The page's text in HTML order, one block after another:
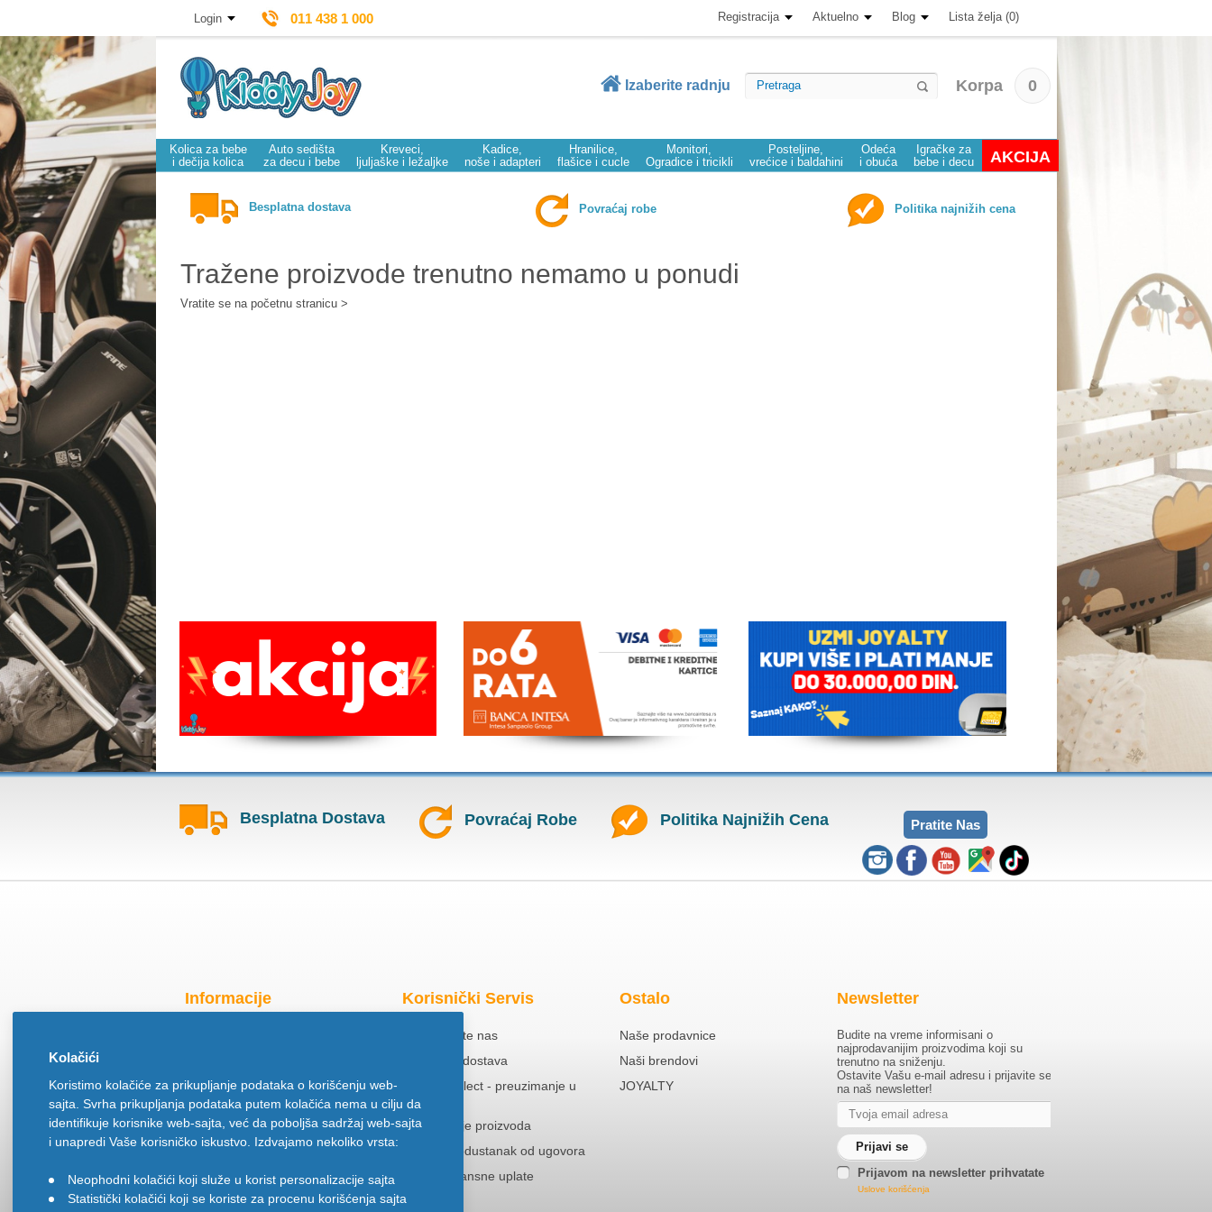
Login 011 438 1 000 Registracija Aktuelno Blog Lista želja (0)
Izaberite radnju Korpa 0
Kolica za bebe
i dečija kolica
Auto sedišta
za decu i bebe
Kreveci,
ljuljaške i ležaljke
Kadice,
noše i adapteri
Hranilice,
flašice i cucle
Monitori,
Ogradice i tricikli
Posteljine,
vrećice i baldahini
Odeća
i obuća
Igračke za
bebe i decu
AKCIJA
Besplatna dostava Povraćaj robe Politika najnižih cena
Tražene proizvode trenutno nemamo u ponudi
Vratite se na početnu stranicu >
Besplatna Dostava Povraćaj Robe Politika Najnižih Cena Pratite Nas
Informacije
Način isporuke
Načini plaćanja
Politika privatnosti
Uslovi korišćenja
Korisnički Servis
Kontaktirajte nas
Besplatna dostava
Click & Collect - preuzimanje u
prodavnici
Reklamacije proizvoda
Pravo na odustanak od ugovora
Politika Avansne uplate
Ostalo
Naše prodavnice
Naši brendovi
JOYALTY
Newsletter
Budite na vreme informisani o
najprodavanijim proizvodima koji su
trenutno na sniženju.
Ostavite Vašu e-mail adresu i prijavite se
na naš newsletter!
Prijavom na newsletter prihvatate
Uslove korišćenja
Kolačići
Koristimo kolačiće za prikupljanje podataka o korišćenju web-
sajta. Svrha prikupljanja podataka putem kolačića nema u cilju da
identifikuje korisnike web-sajta, već da poboljša sadržaj web-sajta
i unapredi Vaše korisničko iskustvo. Izdvajamo nekoliko vrsta:
•
Neophodni kolačići koji služe u korist personalizacije sajta
•
Statistički kolačići koji se koriste za procenu korišćenja sajta